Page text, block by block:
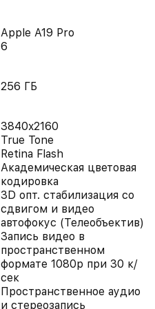
Apple A19 Pro
6
256 ГБ
3840x2160
True Tone
Retina Flash
Академическая цветовая
кодировка
3D опт. стабилизация со
сдвигом и видео
автофокус (Телеобъектив)
Запись видео в
пространственном
формате 1080p при 30 к/
сек
Пространственное аудио
и стереозапись